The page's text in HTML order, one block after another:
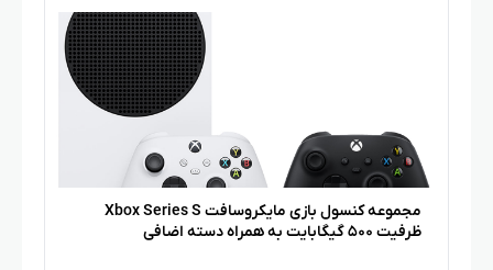
مجموعه کنسول بازی مایکروسافت Xbox Series S
ظرفیت ۵۰۰ گیگابایت به همراه دسته اضافی